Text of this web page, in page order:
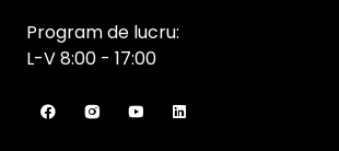
Program de lucru:
L-V 8:00 - 17:00